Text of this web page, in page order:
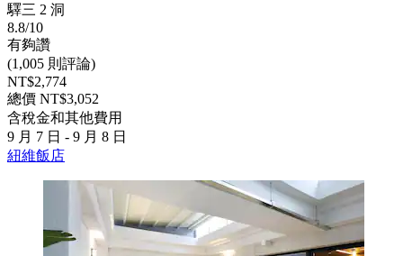
驛三 2 洞
8.8/10
有夠讚
(1,005 則評論)
NT$2,774
總價 NT$3,052
含稅金和其他費用
9 月 7 日 - 9 月 8 日
紐維飯店